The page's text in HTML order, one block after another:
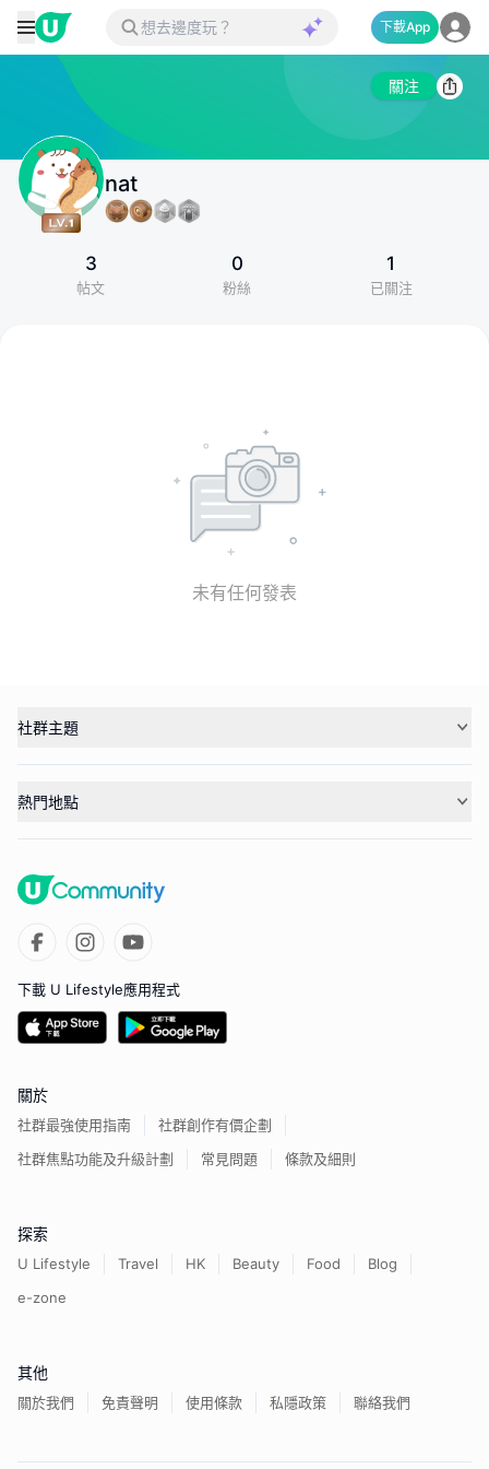
下載App
關注
nat
3
帖文
0
粉絲
1
已關注
未有任何發表
社群主題
熱門地點
下載 U Lifestyle應用程式
關於
社群最強使用指南
社群創作有價企劃
社群焦點功能及升級計劃
常見問題 條款及細則
探索
U Lifestyle Travel HK Beauty Food
Blog
e-zone
其他
關於我們 免責聲明 使用條款 私隱政策 聯絡我們